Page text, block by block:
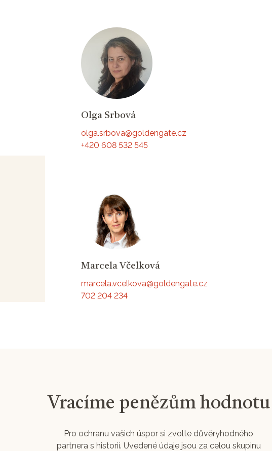
Olga Srbová
olga.srbova@goldengate.cz
+420 608 532 545
Marcela Včelková
marcela.vcelkova@goldengate.cz
702 204 234
Vracíme penězům hodnotu
Pro ochranu vašich úspor si zvolte důvěryhodného
partnera s historií. Uvedené údaje jsou za celou skupinu